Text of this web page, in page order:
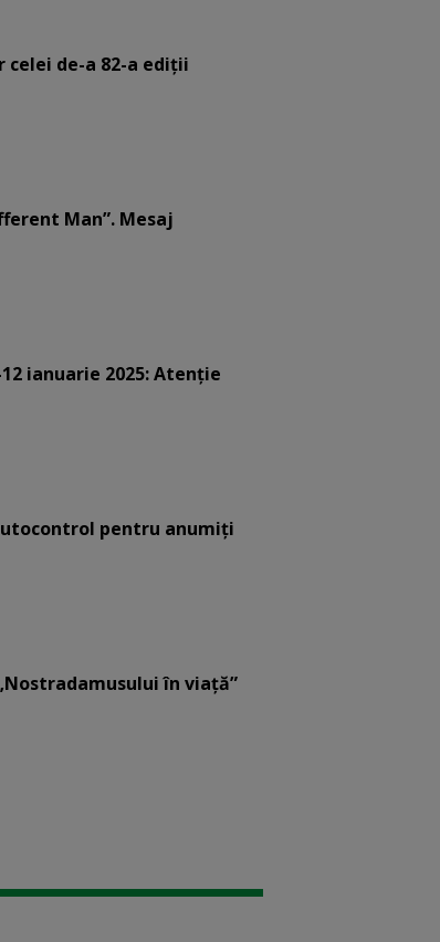
celei de-a 82-a ediții
Man”. Mesaj
ianuarie 2025: Atenție
pentru anumiți
în viață”